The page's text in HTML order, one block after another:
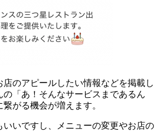
店のアピールしたい情報などを掲載し
「あ！そんなサービスまであるん
繋がる機会が増えます。
いですし、メニューの変更やお店の